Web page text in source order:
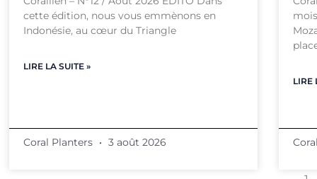
cette édition, nous vous emmènons en
Indonésie, au cœur du Triangle
LIRE LA SUITE »
Coral Planters 3 août 2026
LIRE